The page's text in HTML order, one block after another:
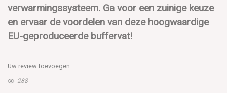
verwarmingssysteem. Ga voor een zuinige keuze
en ervaar de voordelen van deze hoogwaardige
EU-geproduceerde buffervat!
Uw review toevoegen
288